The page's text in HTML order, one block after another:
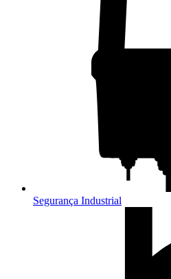
Segurança Industrial